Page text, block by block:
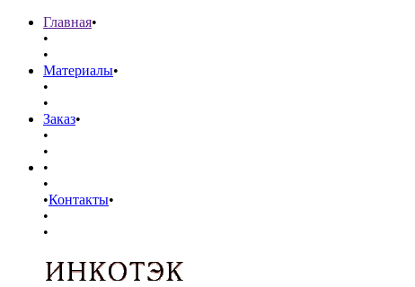
Главная•
•
•
Материалы•
•
•
Заказ•
•
•
•
•
•Контакты•
•
•